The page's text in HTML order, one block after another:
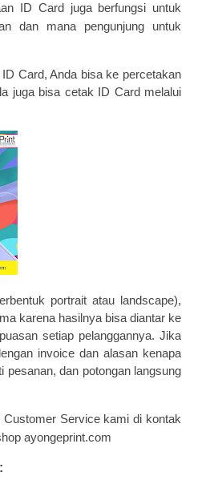
ID Card juga berfungsi untuk
dan mana pengunjung untuk
Card, Anda bisa ke percetakan
juga bisa cetak ID Card melalui
portrait atau landscape),
karena hasilnya bisa diantar ke
setiap pelanggannya. Jika
invoice dan alasan kenapa
pesanan, dan potongan langsung
Customer Service kami di kontak
ayongeprint.com